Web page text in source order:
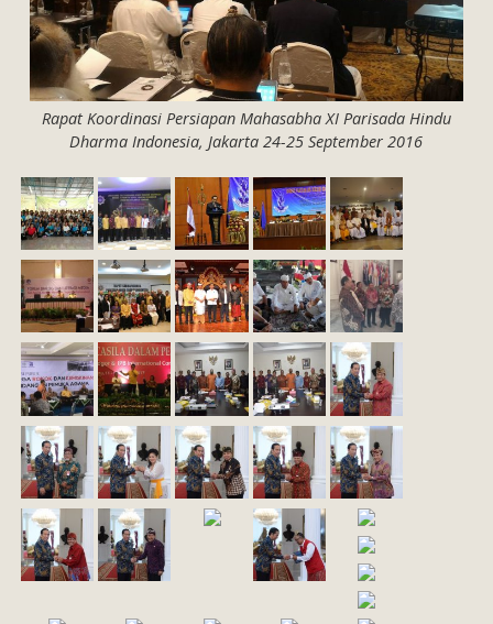
Rapat Koordinasi Persiapan Mahasabha XI Parisada Hindu
Dharma Indonesia, Jakarta 24-25 September 2016